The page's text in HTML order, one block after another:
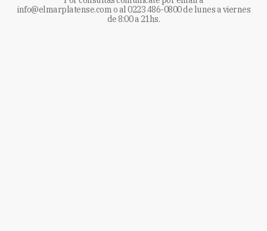
info@elmarplatense.como al0223 486-0800de lunes a viernes
de 8:00 a 21hs.